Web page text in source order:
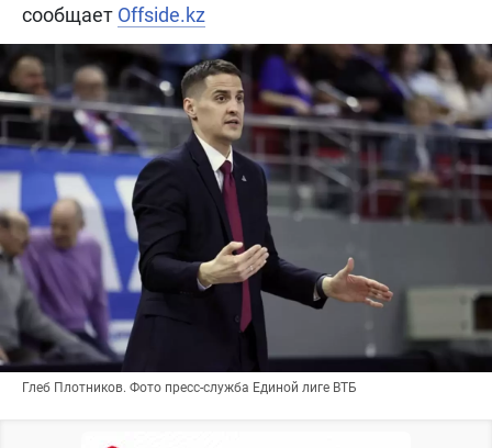
сообщает Offside.kz
Глеб Плотников. Фото пресс-служба Единой лиге ВТБ